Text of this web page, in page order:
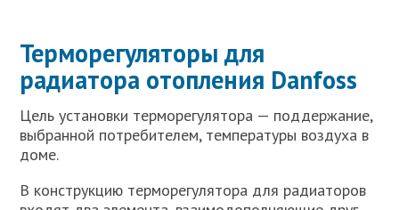
Терморегуляторы для
радиатора отопления Danfoss
Цель установки терморегулятора — поддержание,
выбранной потребителем, температуры воздуха в
доме.
В конструкцию терморегулятора для радиаторов